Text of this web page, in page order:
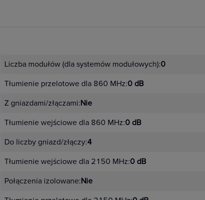
Liczba modułów (dla systemów modułowych):0
Tłumienie przelotowe dla 860 MHz:0 dB
Z gniazdami/złączami:Nie
Tłumienie wejściowe dla 860 MHz:0 dB
Do liczby gniazd/złączy:4
Tłumienie wejściowe dla 2150 MHz:0 dB
Połączenia izolowane:Nie